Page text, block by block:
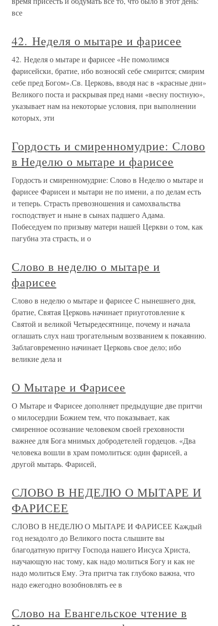
все
42. Неделя о мытаре и фарисее
42. Неделя о мытаре и фарисее «Не помолимся
фарисейски, братие, ибо возносяй себе смирится; смирим
себе пред Богом».Св. Церковь, вводя нас в «красные дни»
Великого поста и раскрывая пред нами «весну постную»,
указывает нам на некоторые условия, при выполнении
которых, эти
Гордость и смиренномудрие: Слово
в Неделю о мытаре и фарисее
Гордость и смиренномудрие: Слово в Неделю о мытаре и
фарисее Фарисеи и мытари не по имени, а по делам есть
и теперь. Страсть превозношения и самохвальства
господствует и ныне в сынах падшего Адама.
Побеседуем по призыву матери нашей Церкви о том, как
пагубна эта страсть, и о
Слово в неделю о мытаре и
фарисее
Слово в неделю о мытаре и фарисее С нынешнего дня,
братие, Святая Церковь начинает приуготовление к
Святой и великой Четыредесятнице, почему и начала
оглашать слух наш трогательным воззванием к покаянию.
Заблаговременно начинает Церковь свое дело; ибо
великие дела и
О Мытаре и Фарисее
О Мытаре и Фарисее дополняет предыдущие две притчи
о милосердии Божием тем, что показывает, как
смиренное осознание человеком своей греховности
важнее для Бога мнимых добродетелей гордецов. «Два
человека вошли в храм помолиться: один фарисей, а
другой мытарь. Фарисей,
СЛОВО В НЕДЕЛЮ О МЫТАРЕ И
ФАРИСЕЕ
СЛОВО В НЕДЕЛЮ О МЫТАРЕ И ФАРИСЕЕ Каждый
год незадолго до Великого поста слышите вы
благодатную притчу Господа нашего Иисуса Христа,
научающую нас тому, как надо молиться Богу и как не
надо молиться Ему. Эта притча так глубоко важна, что
надо ежегодно возобновлять ее в
Слово на Евангельское чтение в